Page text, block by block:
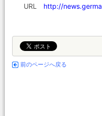
URL http://
前のページへ戻る